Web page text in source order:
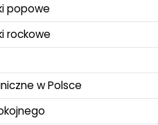
popowe
rockowe
w Polsce